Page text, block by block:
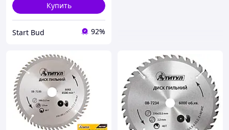
Купить
Start Bud 92%